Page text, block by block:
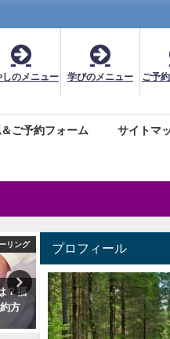
しのメニュー 学びのメニュー ご予
ご予約フォーム サイトマ
リング
？福
方
惑星の逆行って占星術的
はどうなるの？時期や運
め
プロフィール